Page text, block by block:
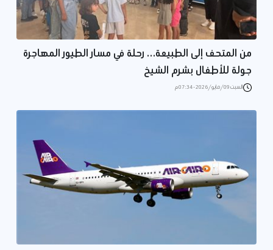
من المتحف إلى الطبيعة… رحلة في مسار الطيور المهاجرة
جولة للأطفال بشرم الشيخ
السبت 09/مايو/2026 - 07:34 م